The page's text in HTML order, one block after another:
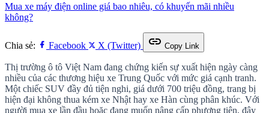
Mua xe máy điện online giá bao nhiêu, có khuyến mãi nhiều
không?
Chia sẻ: Facebook X (Twitter) link Copy Link
Thị trường ô tô Việt Nam đang chứng kiến sự xuất hiện ngày càng
nhiều của các thương hiệu xe Trung Quốc với mức giá cạnh tranh.
Một chiếc SUV đầy đủ tiện nghi, giá dưới 700 triệu đồng, trang bị
hiện đại không thua kém xe Nhật hay xe Hàn cùng phân khúc. Với
người mua xe lần đầu hoặc đang muốn nâng cấp phương tiện, đây